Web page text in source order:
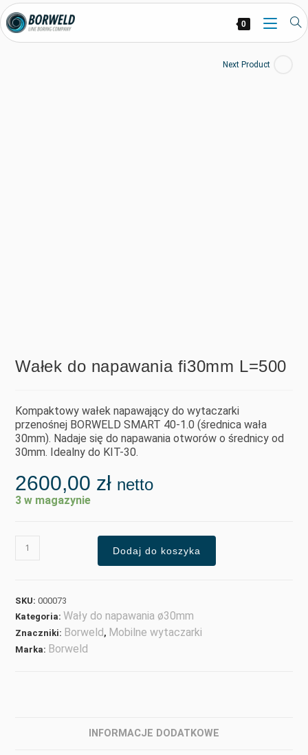
0
Next Product
Wałek do napawania fi30mm L=500
Kompaktowy wałek napawający do wytaczarki
przenośnej BORWELD SMART 40-1.0 (średnica wała
30mm). Nadaje się do napawania otworów o średnicy od
30mm. Idealny do KIT-30.
2600,00 zł netto
3 w magazynie
Dodaj do koszyka
SKU:000073
Kategoria: Wały do napawania ø30mm
Znaczniki: Borweld, Mobilne wytaczarki
Marka: Borweld
INFORMACJE DODATKOWE